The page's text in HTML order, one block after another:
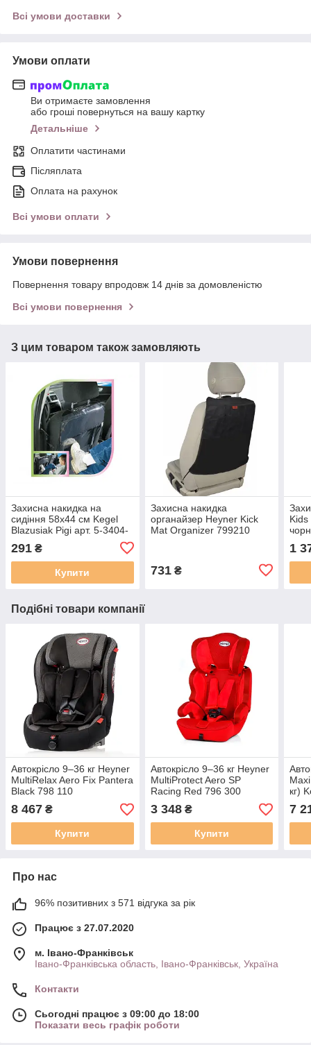
Всі умови доставки
Умови оплати
Ви отримаєте замовлення
або гроші повернуться на вашу картку
Детальніше
Оплатити частинами
Післяплата
Оплата на рахунок
Всі умови оплати
Умови повернення
Повернення товару впродовж 14 днів за домовленістю
Всі умови повернення
З цим товаром також замовляють
Захисна накидка на
сидіння 58x44 см Kegel
Blazusiak Pigi арт. 5-3404-
291 ₴
Купити
Захисна накидка
органайзер Heyner Kick
Mat Organizer 799210
731₴
1
Подібні товари компанії
Автокрісло 9–36 кг Heyner
MultiRelax Aero Fix Pantera
Black 798 110
8 467 ₴
Купити
Автокрісло 9–36 кг Heyner
MultiProtect Aero SP
Racing Red 796 300
3 348₴
Купити
кг)
7
Про нас
96% позитивних з 571 відгука за рік
Працює з 27.07.2020
м. Івано-Франківськ
Івано-Франківська область, Івано-Франківськ, Україна
Контакти
Сьогодні працює з 09:00 до 18:00
Показати весь графік роботи